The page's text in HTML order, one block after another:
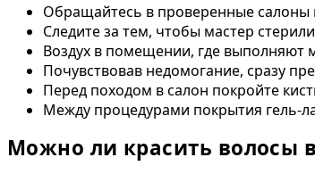
Обращайтесь в проверенные салоны
Следите за тем, чтобы мастер
Воздух в помещении, где
Почувствовав недомогание, сразу
Перед походом в салон покройте
Между процедурами покрытия гель-
Можно ли красить волосы